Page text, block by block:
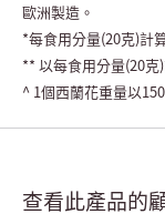
歐洲製造。
*每食用分量(20克)計
** 以每食用分量(20克)
^ 1個西蘭花重量以
查看此產品的